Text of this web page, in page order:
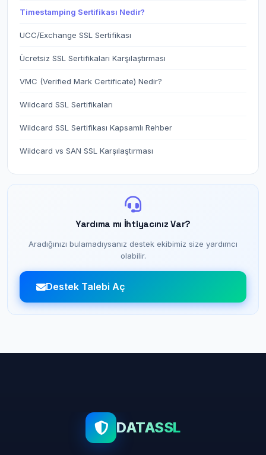
Timestamping Sertifikası Nedir?
UCC/Exchange SSL Sertifikası
Ücretsiz SSL Sertifikaları Karşılaştırması
VMC (Verified Mark Certificate) Nedir?
Wildcard SSL Sertifikaları
Wildcard SSL Sertifikası Kapsamlı Rehber
Wildcard vs SAN SSL Karşılaştırması
Yardıma mı İhtiyacınız Var?
Aradığınızı bulamadıysanız destek ekibimiz size yardımcı
olabilir.
Destek Talebi Aç
DATASSL